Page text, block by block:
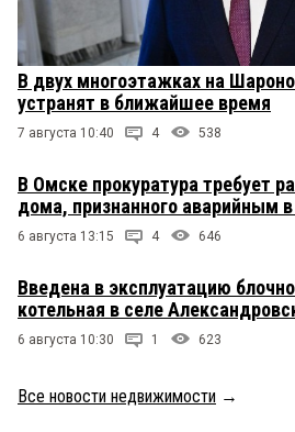
В двух многоэтажках на
устранят в ближайшее время
7 августа 10:40 4 538
В Омске прокуратура требует
дома, признанного аварийным в
6 августа 13:15 4 646
Введена в эксплуатацию
котельная в селе
6 августа 10:30 1 623
Все новости недвижимости →